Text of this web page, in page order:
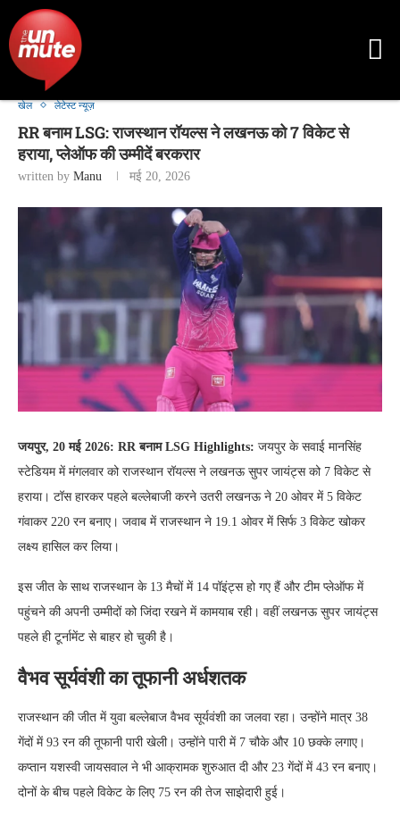
खेल लेटेस्ट न्यूज़
RR बनाम LSG: राजस्थान रॉयल्स ने लखनऊ को 7 विकेट से
हराया, प्लेऑफ की उम्मीदें बरकरार
written by Manu मई 20, 2026
जयपुर, 20 मई 2026: RR बनाम LSG Highlights: जयपुर के सवाई मानसिंह
स्टेडियम में मंगलवार को राजस्थान रॉयल्स ने लखनऊ सुपर जायंट्स को 7 विकेट से
हराया। टॉस हारकर पहले बल्लेबाजी करने उतरी लखनऊ ने 20 ओवर में 5 विकेट
गंवाकर 220 रन बनाए। जवाब में राजस्थान ने 19.1 ओवर में सिर्फ 3 विकेट खोकर
लक्ष्य हासिल कर लिया।
इस जीत के साथ राजस्थान के 13 मैचों में 14 पॉइंट्स हो गए हैं और टीम प्लेऑफ में
पहुंचने की अपनी उम्मीदों को जिंदा रखने में कामयाब रही। वहीं लखनऊ सुपर जायंट्स
पहले ही टूर्नामेंट से बाहर हो चुकी है।
वैभव सूर्यवंशी का तूफानी अर्धशतक
राजस्थान की जीत में युवा बल्लेबाज वैभव सूर्यवंशी का जलवा रहा। उन्होंने मात्र 38
गेंदों में 93 रन की तूफानी पारी खेली। उन्होंने पारी में 7 चौके और 10 छक्के लगाए।
कप्तान यशस्वी जायसवाल ने भी आक्रामक शुरुआत दी और 23 गेंदों में 43 रन बनाए।
दोनों के बीच पहले विकेट के लिए 75 रन की तेज साझेदारी हुई।